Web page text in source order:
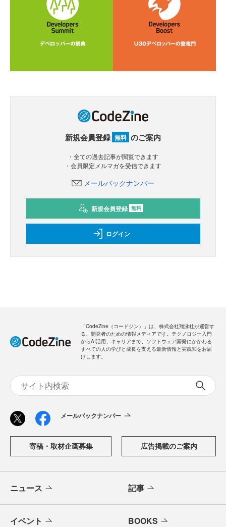
新規会員登録 無料 のご案内
・全ての過去記事が閲覧できます
・会員限定メルマガを受信できます
メールバックナンバー
新規会員登録 無料
ログイン
「CodeZine（コードジン）」は、株式会社翔泳社が運営す
る、開発者のための情報メディアです。テクノロジー入門
からAI活用、キャリアまで、ソフトウェア開発にかかわる
すべての人の学びと成長を支える最新情報と実践知をお届
けします。
メールバックナンバー
寄稿・取材企画募集 広告掲載のご案内
ニュース 記事
イベント BOOKS